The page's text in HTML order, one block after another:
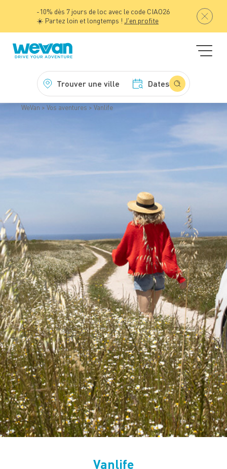
-10% dès 7 jours de loc avec le code CIAO26
☀️ Partez loin et longtemps ! J'en profite
Trouver une ville Dates
WeVan Vos aventures Vanlife
Vanlife